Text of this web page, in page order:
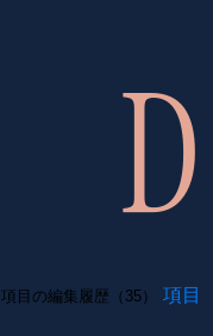
項目の編集履歴（35）
項目